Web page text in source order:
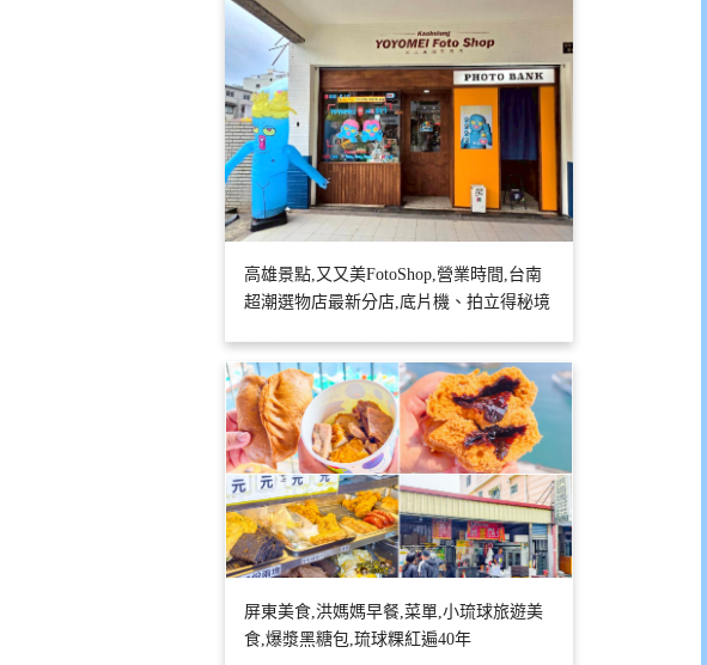
高雄景點,又又美FotoShop,營業時間,台南
超潮選物店最新分店,底片機、拍立得秘境
屏東美食,洪媽媽早餐,菜單,小琉球旅遊美
食,爆漿黑糖包,琉球粿紅遍40年